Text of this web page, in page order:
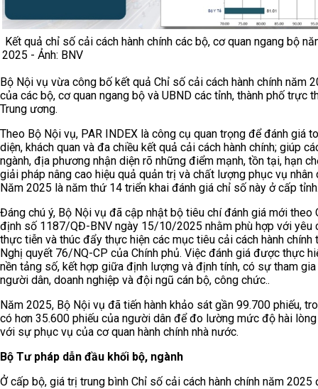
Kết quả chỉ số cải cách hành chính các bộ, cơ quan ngang bộ
2025 - Ảnh: BNV
Bộ Nội vụ vừa công bố kết quả Chỉ số cải cách hành chính năm
của các bộ, cơ quan ngang bộ và UBND các tỉnh, thành phố trực
Trung ương.
Theo Bộ Nội vụ, PAR INDEX là công cụ quan trọng để đánh giá
diện, khách quan và đa chiều kết quả cải cách hành chính; giúp
ngành, địa phương nhận diện rõ những điểm mạnh, tồn tại, hạn
giải pháp nâng cao hiệu quả quản trị và chất lượng phục vụ nhân
Năm 2025 là năm thứ 14 triển khai đánh giá chỉ số này ở cấp
Đáng chú ý, Bộ Nội vụ đã cập nhật bộ tiêu chí đánh giá mới theo
định số 1187/QĐ-BNV ngày 15/10/2025 nhằm phù hợp với yêu
thực tiễn và thúc đẩy thực hiện các mục tiêu cải cách hành chính
Nghị quyết 76/NQ-CP của Chính phủ. Việc đánh giá được thực
nền tảng số, kết hợp giữa định lượng và định tính, có sự tham
người dân, doanh nghiệp và đội ngũ cán bộ, công chức..
Năm 2025, Bộ Nội vụ đã tiến hành khảo sát gần 99.700 phiếu,
có hơn 35.600 phiếu của người dân để đo lường mức độ hài
với sự phục vụ của cơ quan hành chính nhà nước.
Bộ Tư pháp dẫn đầu khối bộ, ngành
Ở cấp bộ, giá trị trung bình Chỉ số cải cách hành chính năm 2025